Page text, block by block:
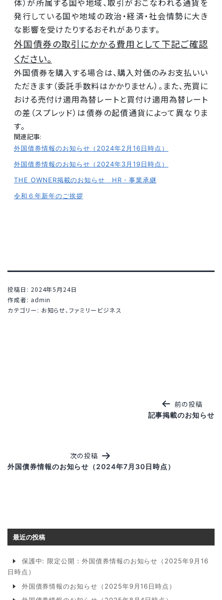
体）が所属する国や地域、取引がおこなわれる通貨を
発行している国や地域の政治・経済・社会情勢に大き
な影響を受けたりするおそれがあります。
外国債券の取引にかかる費用として下記ご確認
ください。
外国債券を購入する場合は、購入対価のみお支払いい
ただきます（委託手数料はかかりません）。また、売買に
おける売付け適用為替レートと買付け適用為替レート
の差（スプレッド）は債券の起債通貨によって異なりま
す。
関連記事:
外国債券情報のお知らせ（2024年2月16日時点）
外国債券情報のお知らせ（2024年3月19日時点）
THE OWNER掲載のお知らせ HR・事業承継
令和６年新年のご挨拶
投稿日: 2024年5月24日
作成者: admin
カテゴリー: お知らせ、ファミリービジネス
前の投稿
記事掲載のお知らせ
次の投稿
外国債券情報のお知らせ（2024年7月30日時点）
最近の投稿
保護中: 限定公開：外国債券情報のお知らせ（2025年9月16
日時点）
外国債券情報のお知らせ（2025年9月16日時点）
TOPPAGE トップページ
ABOUT US
NEWS
CONTACT お問い合わせ